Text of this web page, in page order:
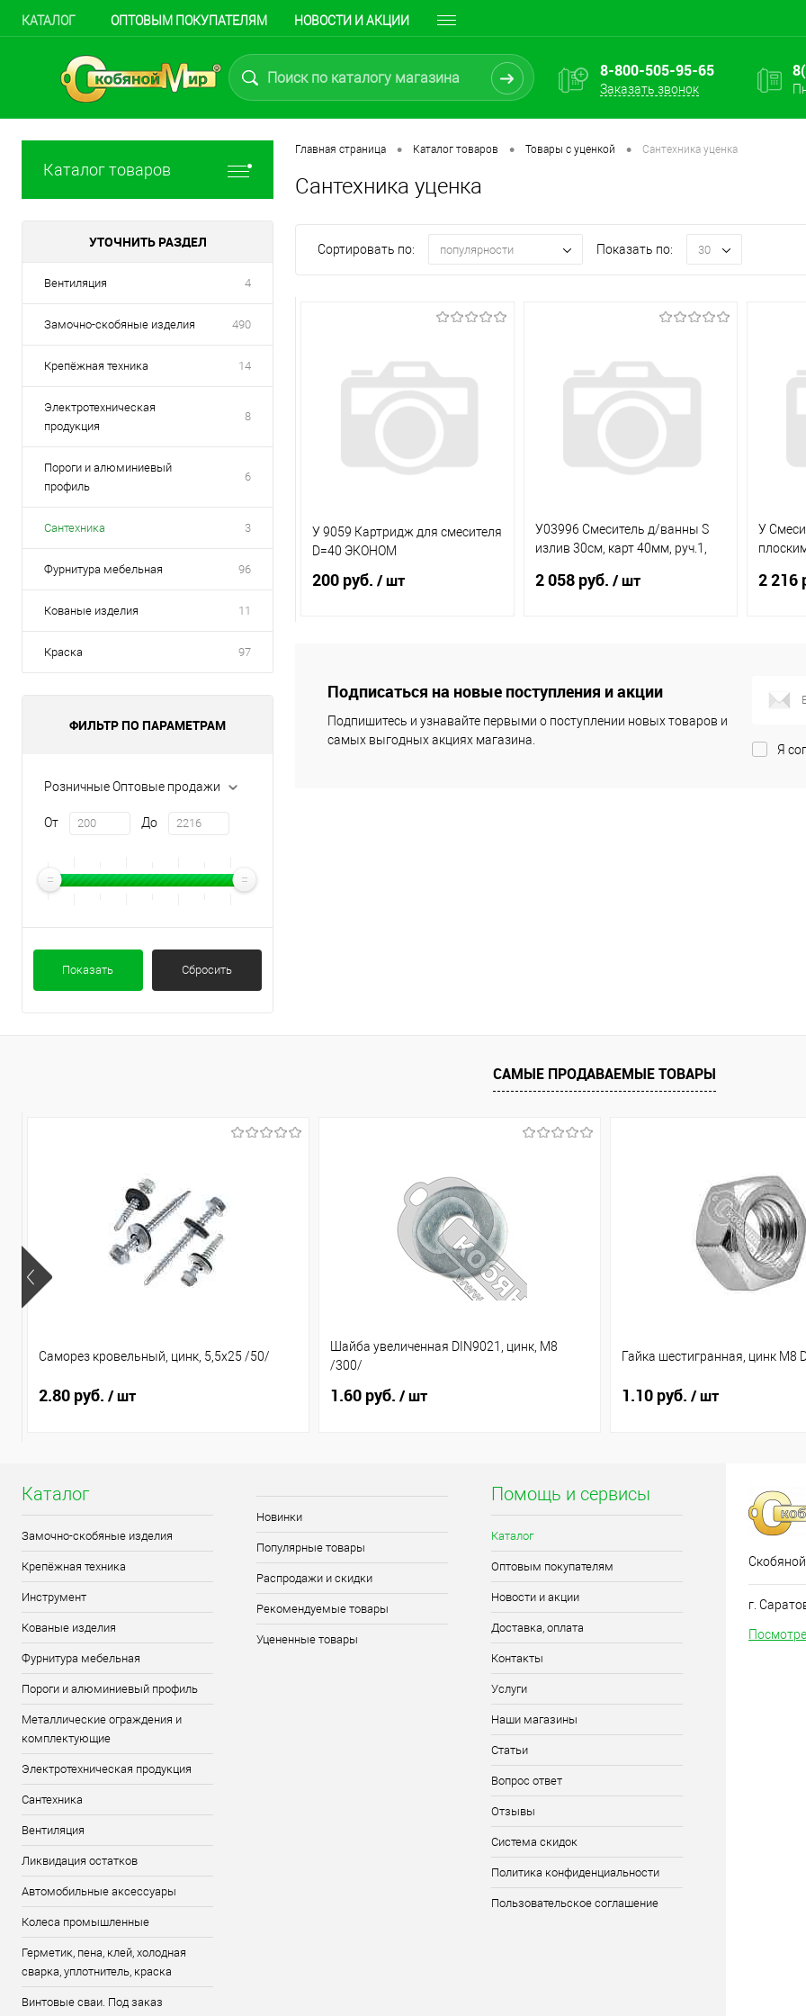
КАТАЛОГ ОПТОВЫМ ПОКУПАТЕЛЯМ НОВОСТИ И АКЦИИ
8-800-505-95-65
Заказать звонок
Каталог товаров
УТОЧНИТЬ РАЗДЕЛ
Вентиляция 4
Замочно-скобяные изделия 490
Крепёжная техника 14
Электротехническая
продукция
8
Пороги и алюминиевый
профиль
6
Сантехника 3
Фурнитура мебельная 96
Кованые изделия 11
Краска 97
ФИЛЬТР ПО ПАРАМЕТРАМ
Розничные Оптовые продажи
От До
Показать Сбросить
Главная страница • Каталог товаров • Товары с уценкой • Сантехника уценка
Сантехника уценка
Сортировать по: популярности Показать по: 30
У 9059 Картридж для смесителя
D=40 ЭКОНОМ
200 руб. / шт
Купить в 1 клик
К
сравнению
В наличии
У03996 Смеситель д/ванны S
излив 30см, карт 40мм, руч.1,
2 058 руб. / шт
Купить в 1 клик
К
сравнению
У
2 216
В
Подписаться на новые поступления и акции
Подпишитесь и узнавайте первыми о поступлении новых товаров и
самых выгодных акциях магазина.
Я
САМЫЕ ПРОДАВАЕМЫЕ ТОВАРЫ
Саморез кровельный, цинк, 5,5х25 /50/
2.80 руб. / шт
Шайба увеличенная DIN9021, цинк, М8
/300/
1.60 руб. / шт
Гайка шестигранная, цинк М8
1.10 руб. / шт
Каталог
Замочно-скобяные изделия
Крепёжная техника
Инструмент
Кованые изделия
Фурнитура мебельная
Пороги и алюминиевый профиль
Металлические ограждения и
комплектующие
Электротехническая продукция
Сантехника
Вентиляция
Ликвидация остатков
Автомобильные аксессуары
Колеса промышленные
Герметик, пена, клей, холодная
сварка, уплотнитель, краска
Винтовые сваи. Под заказ
Новинки
Популярные товары
Распродажи и скидки
Рекомендуемые товары
Уцененные товары
Помощь и сервисы
Каталог
Оптовым покупателям
Новости и акции
Доставка, оплата
Контакты
Услуги
Наши магазины
Статьи
Вопрос ответ
Отзывы
Система скидок
Политика конфиденциальности
Пользовательское соглашение
г.